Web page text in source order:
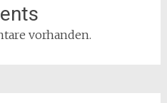
vorhanden.